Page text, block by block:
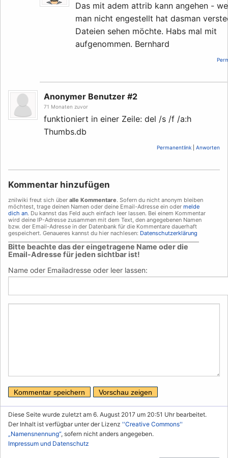
Das mit adem attrib kann angehen -
man nicht engestellt hat dasman
Dateien sehen möchte. Habs mal mit
aufgenommen. Bernhard
Anonymer Benutzer #2
71 Monaten zuvor
funktioniert in einer Zeile: del /s /f /a:h
Thumbs.db
Permanentlink Anworten
Kommentar hinzufügen
znilwiki freut sich über alle Kommentare. Sofern du nicht anonym bleiben
möchtest, trage deinen Namen oder deine Email-Adresse ein oder melde
dich an. Du kannst das Feld auch einfach leer lassen. Bei einem Kommentar
wird deine IP-Adresse zusammen mit dem Text, den angegebenen Namen
bzw. der Email-Adresse in der Datenbank für die Kommentare dauerhaft
gespeichert. Genaueres kannst du hier nachlesen: Datenschutzerklärung
Bitte beachte das der eingetragene Name oder die
Email-Adresse für jeden sichtbar ist!
Name oder Emailadresse oder leer lassen:
Diese Seite wurde zuletzt am 6. August 2017 um 20:51 Uhr bearbeitet.
Der Inhalt ist verfügbar unter der Lizenz ''Creative Commons''
„Namensnennung“, sofern nicht anders angegeben.
Impressum und Datenschutz